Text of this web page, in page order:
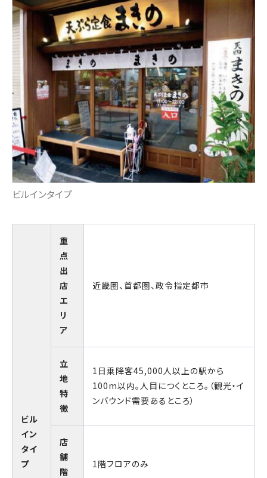
ビルインタイプ
ビル
イン
タイ
プ
重
点
出
店
エ
リ
ア
近畿圏、首都圏、政令指定都市
立
地
特
徴
1日乗降客45,000人以上の駅から
100m以内。人目につくところ。（観光・イ
ンバウンド需要あるところ）
店
舗
階
1階フロアのみ